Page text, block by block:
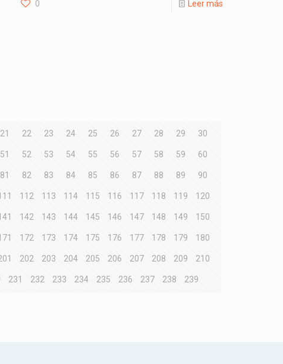
0 Leer más
21 22 23 24 25 26 27 28 29 30
51 52 53 54 55 56 57 58 59 60
81 82 83 84 85 86 87 88 89 90
112 113 114 115 116 117 118 119 120
142 143 144 145 146 147 148 149 150
172 173 174 175 176 177 178 179 180
202 203 204 205 206 207 208 209 210
231 232 233 234 235 236 237 238 239